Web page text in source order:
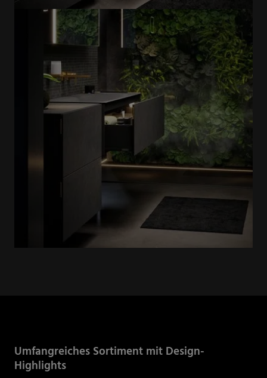
Umfangreiches Sortiment mit Design-
Highlights